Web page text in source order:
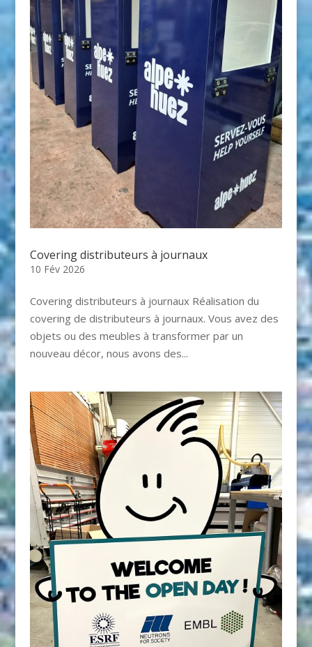
Covering distributeurs à journaux
10 Fév 2026
Covering distributeurs à journaux Réalisation du
covering de distributeurs à journaux. Vous avez des
objets ou des meubles à transformer par un
nouveau décor, nous avons des...